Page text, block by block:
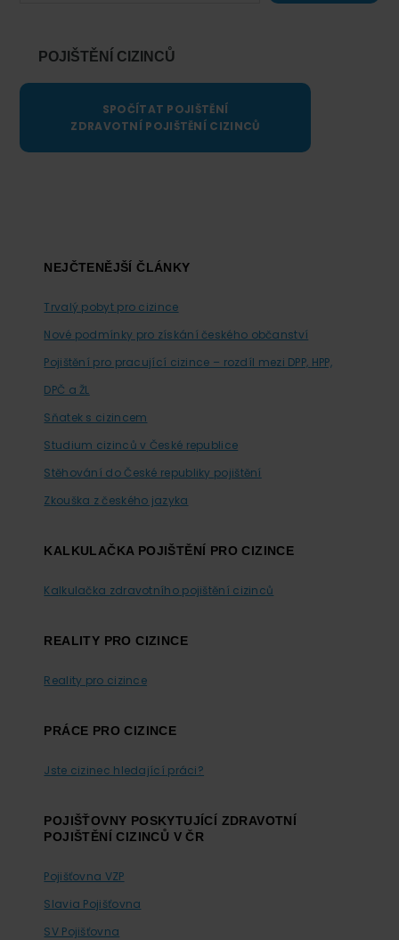
POJIŠTĚNÍ CIZINCŮ
SPOČÍTAT POJIŠTĚNÍ
ZDRAVOTNÍ POJIŠTĚNÍ CIZINCŮ
FooterNEJČTENĚJŠÍ ČLÁNKY
Trvalý pobyt pro cizince
Nové podmínky pro získání českého občanství
Pojištění pro pracující cizince – rozdíl mezi DPP, HPP,
DPČ a ŽL
Sňatek s cizincem
Studium cizinců v České republice
Stěhování do České republiky pojištění
Zkouška z českého jazyka
KALKULAČKA POJIŠTĚNÍ PRO CIZINCE
Kalkulačka zdravotního pojištění cizinců
REALITY PRO CIZINCE
Reality pro cizince
PRÁCE PRO CIZINCE
Jste cizinec hledající práci?
POJIŠŤOVNY POSKYTUJÍCÍ ZDRAVOTNÍ
POJIŠTĚNÍ CIZINCŮ V ČR
Pojišťovna VZP
Slavia Pojišťovna
SV Pojišťovna